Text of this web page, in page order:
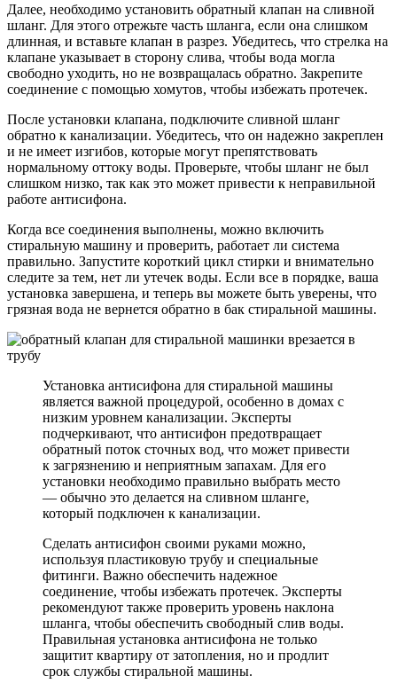
Далее, необходимо установить обратный клапан на сливной
шланг. Для этого отрежьте часть шланга, если она слишком
длинная, и вставьте клапан в разрез. Убедитесь, что стрелка на
клапане указывает в сторону слива, чтобы вода могла
свободно уходить, но не возвращалась обратно. Закрепите
соединение с помощью хомутов, чтобы избежать протечек.
После установки клапана, подключите сливной шланг
обратно к канализации. Убедитесь, что он надежно закреплен
и не имеет изгибов, которые могут препятствовать
нормальному оттоку воды. Проверьте, чтобы шланг не был
слишком низко, так как это может привести к неправильной
работе антисифона.
Когда все соединения выполнены, можно включить
стиральную машину и проверить, работает ли система
правильно. Запустите короткий цикл стирки и внимательно
следите за тем, нет ли утечек воды. Если все в порядке, ваша
установка завершена, и теперь вы можете быть уверены, что
грязная вода не вернется обратно в бак стиральной машины.
Установка антисифона для стиральной машины
является важной процедурой, особенно в домах с
низким уровнем канализации. Эксперты
подчеркивают, что антисифон предотвращает
обратный поток сточных вод, что может привести
к загрязнению и неприятным запахам. Для его
установки необходимо правильно выбрать место
— обычно это делается на сливном шланге,
который подключен к канализации.
Сделать антисифон своими руками можно,
используя пластиковую трубу и специальные
фитинги. Важно обеспечить надежное
соединение, чтобы избежать протечек. Эксперты
рекомендуют также проверить уровень наклона
шланга, чтобы обеспечить свободный слив воды.
Правильная установка антисифона не только
защитит квартиру от затопления, но и продлит
срок службы стиральной машины.